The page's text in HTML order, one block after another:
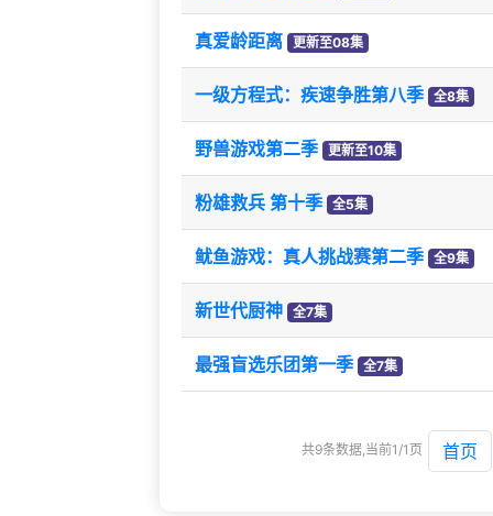
真爱龄距离 更新至08集
一级方程式：疾速争胜第八季 全8集
野兽游戏第二季 更新至10集
粉雄救兵 第十季 全5集
鱿鱼游戏：真人挑战赛第二季 全9集
新世代厨神 全7集
最强盲选乐团第一季 全7集
共9条数据,当前1/1页 首页